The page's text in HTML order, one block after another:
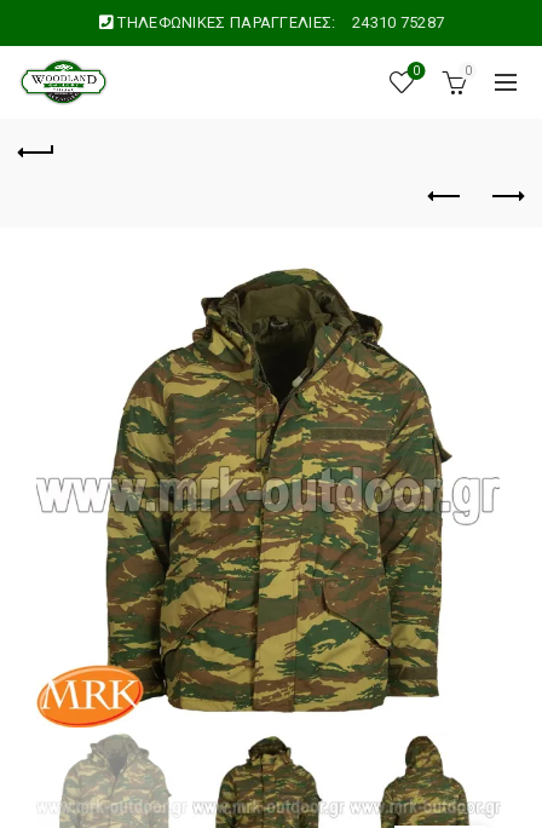
ΤΗΛΕΦΩΝΙΚΕΣ ΠΑΡΑΓΓΕΛΙΕΣ: 24310 75287
0 0